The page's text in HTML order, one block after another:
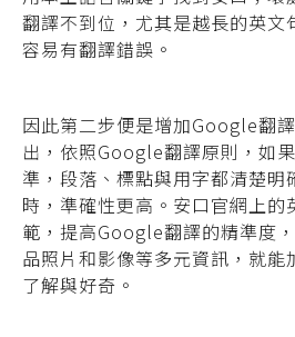
翻譯不到位， 尤其是越長的英文
容易有翻譯錯誤。
因此第二步便是增加Google翻
出，依照Google翻譯原則，如
準，段落、標點與用字都清楚明
時，準確性更高。安口官網上的
範，提高Google翻譯的精準度
品照片和影像等多元資訊，就能
了解與好奇。